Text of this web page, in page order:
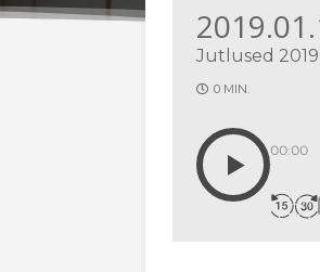
Jutlused 2019
0 MIN.
00:00